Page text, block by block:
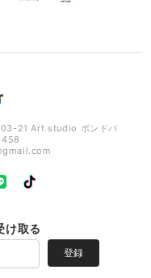
21 Art studio ボンドバ
け取る
登録